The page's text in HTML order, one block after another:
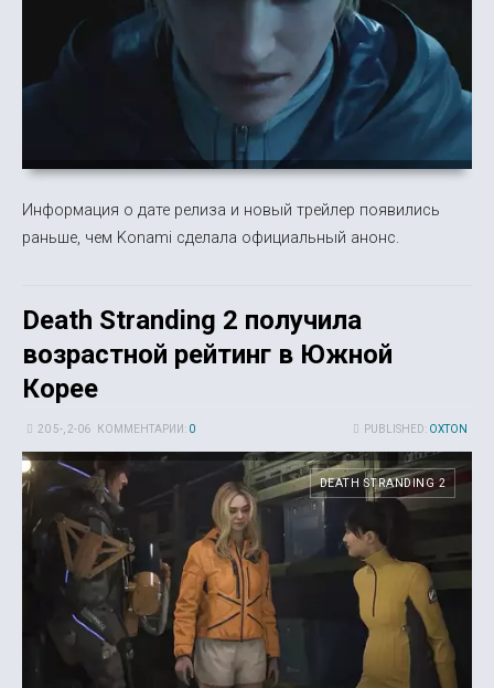
Информация о дате релиза и новый трейлер появились
раньше, чем Konami сделала официальный анонс.
Death Stranding 2 получила
возрастной рейтинг в Южной
Корее
PUBLISHED: OXTON
20 5-, 2-06 КОММЕНТАРИИ: 0
DEATH STRANDING 2